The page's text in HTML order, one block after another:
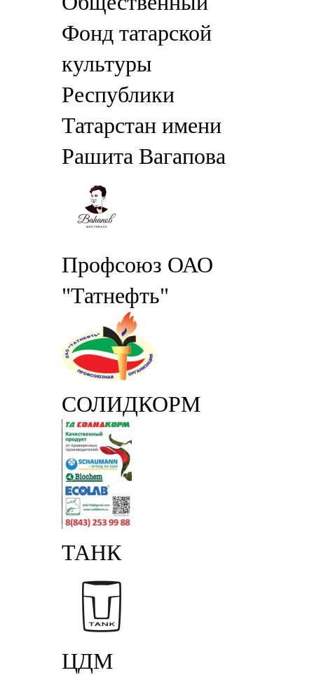
Фонд татарской
культуры
Республики
Татарстан имени
Рашита Вагапова
Профсоюз ОАО
"Татнефть"
СОЛИДКОРМ
ТАНК
ЦДМ